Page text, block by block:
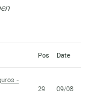
Pos Date
-
29 09/08